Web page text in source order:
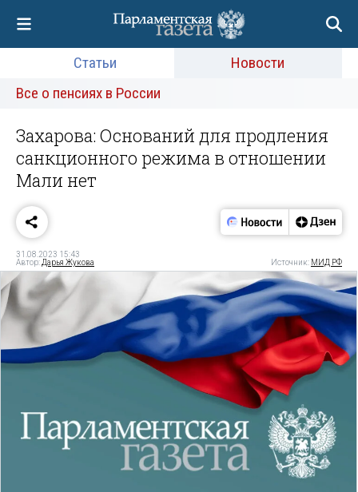
Статьи
Новости
Все о пенсиях в России
Захарова: Оснований для продления
санкционного режима в отношении
Мали нет
31.08.2023 15:43
Автор: Дарья Жукова Источник: МИД РФ